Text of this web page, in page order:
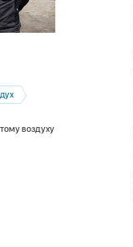
воздуху